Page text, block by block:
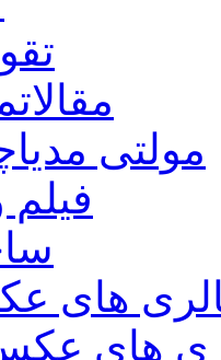
مقالات
مولتی مدیا
های
های